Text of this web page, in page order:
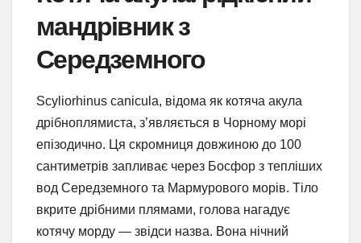
мандрівник з
Середземного
Scyliorhinus canicula, відома як котяча акула
дрібноплямиста, з’являється в Чорному морі
епізодично. Ця скромниця довжиною до 100
сантиметрів запливає через Босфор з тепліших
вод Середземного та Мармурового морів. Тіло
вкрите дрібними плямами, голова нагадує
котячу морду — звідси назва. Вона нічний